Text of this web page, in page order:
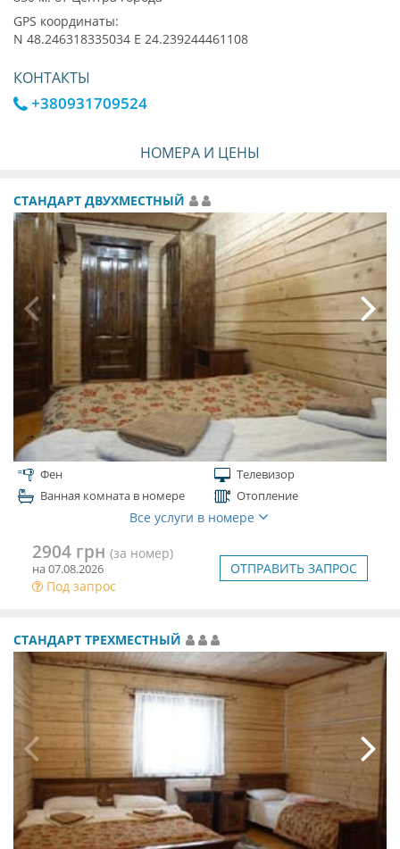
GPS координаты:
N 48.246318335034 E 24.239244461108
КОНТАКТЫ
+380931709524
НОМЕРА И ЦЕНЫ
СТАНДАРТ ДВУХМЕСТНЫЙ
Фен
Телевизор
Ванная комната в номере
Отопление
Все услуги в номере
2904 грн (за номер)
на 07.08.2026
Под запрос
ОТПРАВИТЬ ЗАПРОС
СТАНДАРТ ТРЕХМЕСТНЫЙ